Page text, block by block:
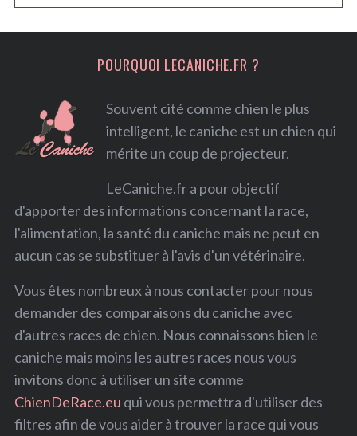
POURQUOI LECANICHE.FR ?
Souvent cité comme chien le plus
intelligent, le caniche est un chien qui
mérite un coup de projecteur.
LeCaniche.fr a pour objectif
d'apporter des informations concernant la race,
l'alimentation, la santé du caniche mais ne peut en
aucun cas se substituer à l'avis d'un vétérinaire.
Vous êtes nombreux à nous contacter pour nous
demander des comparaisons du caniche avec
d'autres races de chien. Nous connaissons bien le
caniche mais moins les autres races nous vous
invitons donc à utiliser un site comme
ChienDeRace.eu qui vous permettra d'utiliser des
filtres afin de vous aider à trouver la race qui vous